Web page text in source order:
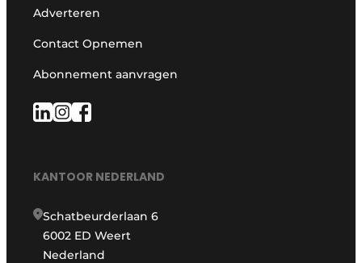
Adverteren
Contact Opnemen
Abonnement aanvragen
KANTOOR NEDERLAND
Schatbeurderlaan 6
6002 ED Weert
Nederland